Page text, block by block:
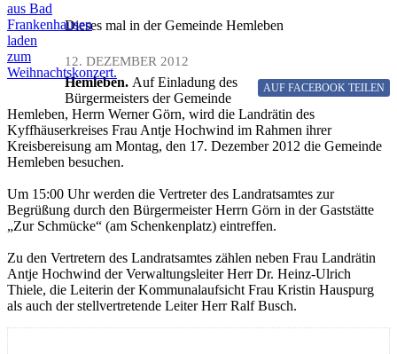
aus Bad
Frankenhausen
laden
zum
Weihnachtskonzert.
Dieses mal in der Gemeinde Hemleben
12. DEZEMBER 2012
AUF FACEBOOK TEILEN
Hemleben. Auf Einladung des
Bürgermeisters der Gemeinde
Hemleben, Herrn Werner Görn, wird die Landrätin des
Kyffhäuserkreises Frau Antje Hochwind im Rahmen ihrer
Kreisbereisung am Montag, den 17. Dezember 2012 die Gemeinde
Hemleben besuchen.
Um 15:00 Uhr werden die Vertreter des Landratsamtes zur
Begrüßung durch den Bürgermeister Herrn Görn in der Gaststätte
„Zur Schmücke“ (am Schenkenplatz) eintreffen.
Zu den Vertretern des Landratsamtes zählen neben Frau Landrätin
Antje Hochwind der Verwaltungsleiter Herr Dr. Heinz-Ulrich
Thiele, die Leiterin der Kommunalaufsicht Frau Kristin Hauspurg
als auch der stellvertretende Leiter Herr Ralf Busch.